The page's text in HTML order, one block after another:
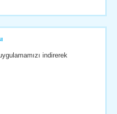
indirerek